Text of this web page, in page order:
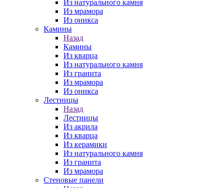
Из натурального камня
Из мрамора
Из оникса
Камины
Назад
Камины
Из кварца
Из натурального камня
Из гранита
Из мрамора
Из оникса
Лестницы
Назад
Лестницы
Из акрила
Из кварца
Из керамики
Из натурального камня
Из гранита
Из мрамора
Стеновые панели